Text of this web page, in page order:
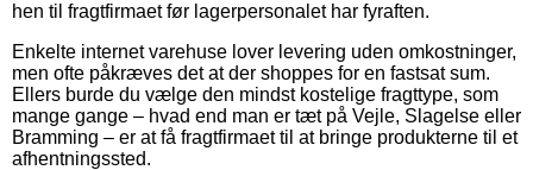
hen til fragtfirmaet før lagerpersonalet har fyraften.
Enkelte internet varehuse lover levering uden omkostninger,
men ofte påkræves det at der shoppes for en fastsat sum.
Ellers burde du vælge den mindst kostelige fragttype, som
mange gange – hvad end man er tæt på Vejle, Slagelse eller
Bramming – er at få fragtfirmaet til at bringe produkterne til et
afhentningssted.